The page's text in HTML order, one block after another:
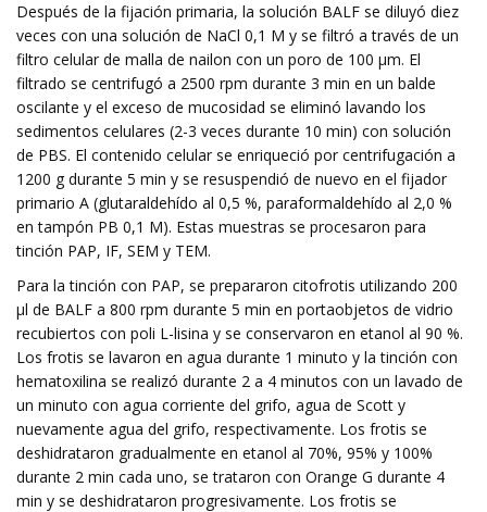
Después de la fijación primaria, la solución BALF se diluyó diez
veces con una solución de NaCl 0,1 M y se filtró a través de un
filtro celular de malla de nailon con un poro de 100 μm. El
filtrado se centrifugó a 2500 rpm durante 3 min en un balde
oscilante y el exceso de mucosidad se eliminó lavando los
sedimentos celulares (2-3 veces durante 10 min) con solución
de PBS. El contenido celular se enriqueció por centrifugación a
1200 g durante 5 min y se resuspendió de nuevo en el fijador
primario A (glutaraldehído al 0,5 %, paraformaldehído al 2,0 %
en tampón PB 0,1 M). Estas muestras se procesaron para
tinción PAP, IF, SEM y TEM.
Para la tinción con PAP, se prepararon citofrotis utilizando 200
µl de BALF a 800 rpm durante 5 min en portaobjetos de vidrio
recubiertos con poli L-lisina y se conservaron en etanol al 90 %.
Los frotis se lavaron en agua durante 1 minuto y la tinción con
hematoxilina se realizó durante 2 a 4 minutos con un lavado de
un minuto con agua corriente del grifo, agua de Scott y
nuevamente agua del grifo, respectivamente. Los frotis se
deshidrataron gradualmente en etanol al 70%, 95% y 100%
durante 2 min cada uno, se trataron con Orange G durante 4
min y se deshidrataron progresivamente. Los frotis se